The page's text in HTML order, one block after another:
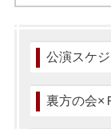
公演スケ
裏方の会×